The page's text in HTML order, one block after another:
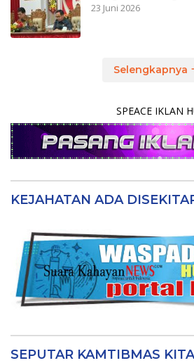
23 Juni 2026
Selengkapnya
SPEACE IKLAN
KEJAHATAN ADA
SEPUTAR KAMTIBMAS KITA